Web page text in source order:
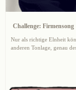
Challenge: Firmensong
Nur als richtige Elnheit
anderen Tonlage, genau